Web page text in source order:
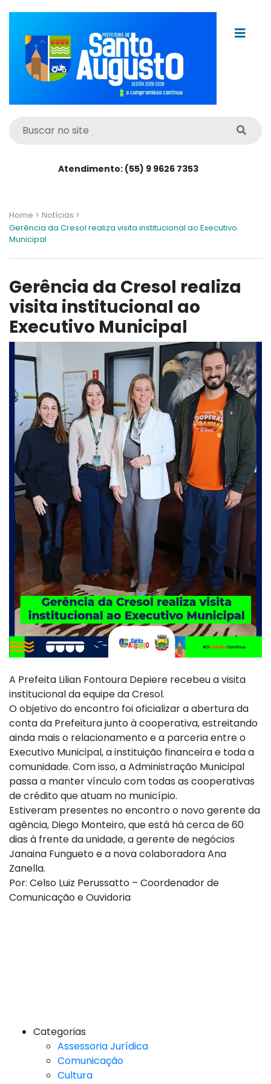
Atendimento: (55) 9 9626 7353
Home > Notícias >
Gerência da Cresol realiza visita institucional ao Executivo
Municipal
Gerência da Cresol realiza
visita institucional ao
Executivo Municipal
A Prefeita Lilian Fontoura Depiere recebeu a visita
institucional da equipe da Cresol.
O objetivo do encontro foi oficializar a abertura da
conta da Prefeitura junto à cooperativa, estreitando
ainda mais o relacionamento e a parceria entre o
Executivo Municipal, a instituição financeira e toda a
comunidade. Com isso, a Administração Municipal
passa a manter vínculo com todas as cooperativas
de crédito que atuam no município.
Estiveram presentes no encontro o novo gerente da
agência, Diego Monteiro, que está há cerca de 60
dias à frente da unidade, a gerente de negócios
Janaina Fungueto e a nova colaboradora Ana
Zanella.
Por: Celso Luiz Perussatto – Coordenador de
Comunicação e Ouvidoria
Categorias
Assessoria Jurídica
Comunicação
Cultura